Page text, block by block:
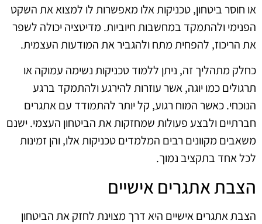
או חוסר ביטחון, טכניקות אלו מאפשרות לו למצוא את השקט
הפנימי ולהתמקד במחשבות חיוביות. מדיטציה יכולה לשפר
את הריכוז, להפחית מתח ולהגביר את המודעות העצמית.
כחלק מתהליך זה, ניתן ללמוד טכניקות נשימה עמוקה או
תרגולים כמו יוגה, אשר עוזרות להירגע ולהתמקד ברגע
הנוכחי. כאשר המוח רגוע, קל יותר להתמודד עם אתגרים
חברתיים ולבצע פעולות שמחזקות את הביטחון העצמי. ישנם
משאבים מקוונים רבים המלמדים טכניקות אלו, והן זמינות
לכל אחד בתקציב נמוך.
הצבת אתגרים אישיים
הצבת אתגרים אישיים היא דרך מצוינת לחזק את הביטחון